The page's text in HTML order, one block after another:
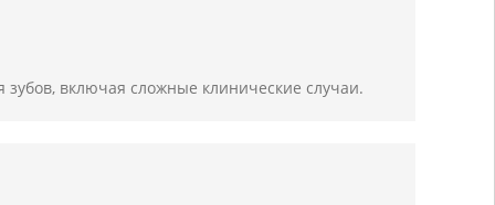
включая сложные клинические случаи.